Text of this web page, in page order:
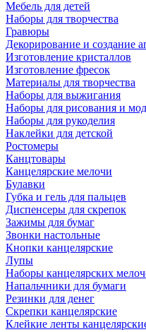
Мебель для детей
Наборы для творчества
Гравюры
Декорирование и создание
Изготовление кристаллов
Изготовление фресок
Материалы для творчества
Наборы для выжигания
Наборы для рисования и
Наборы для рукоделия
Наклейки для детской
Ростомеры
Канцтовары
Канцелярские мелочи
Булавки
Губка и гель для пальцев
Диспенсеры для скрепок
Зажимы для бумаг
Звонки настольные
Кнопки канцелярские
Лупы
Наборы канцелярских
Напальчники для бумаги
Резинки для денег
Скрепки канцелярские
Клейкие ленты